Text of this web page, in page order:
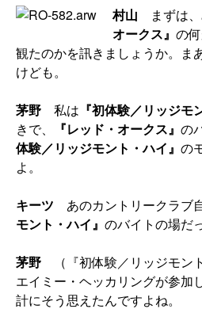
村山 まずは
オークス』 の
観たのかを訊きましょうか。ま
けども。
茅野 私は 『初体験／リッジモ
きで、
『レッド・オークス』 の
体験／リッジモント・ハイ』 の
よ。
キーツ あのカントリークラブ
モント・ハイ』 のバイトの場だ
茅野 （『初体験／リッジモン
エイミー・ヘッカリングが参加
計にそう思えたんですよね。